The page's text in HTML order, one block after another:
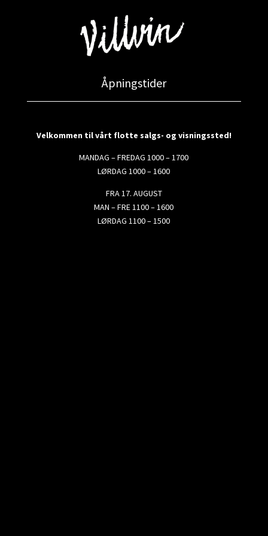
Åpningstider
Velkommen til vårt flotte salgs- og visningssted!
MANDAG – FREDAG 1000 – 1700
LØRDAG 1000 – 1600
FRA 17. AUGUST
MAN – FRE 1100 – 1600
LØRDAG 1100 – 1500